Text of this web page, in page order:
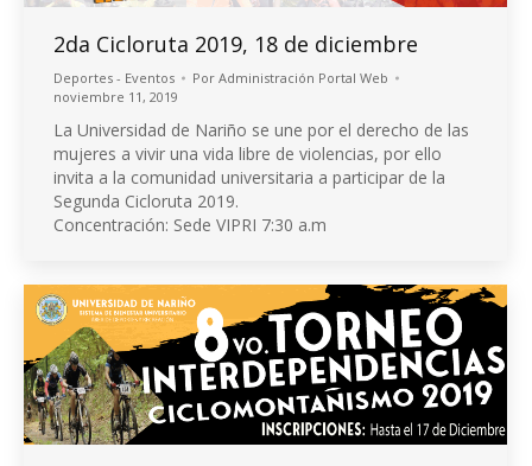
2da Cicloruta 2019, 18 de diciembre
Deportes - Eventos Por Administración Portal Web
noviembre 11, 2019
La Universidad de Nariño se une por el derecho de las
mujeres a vivir una vida libre de violencias, por ello
invita a la comunidad universitaria a participar de la
Segunda Cicloruta 2019.
Concentración: Sede VIPRI 7:30 a.m